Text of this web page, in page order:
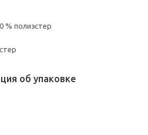
% полиэстер
об упаковке